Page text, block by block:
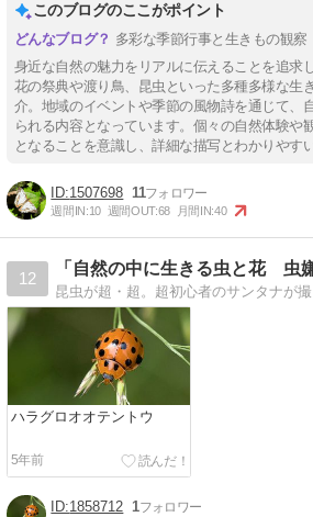
このブログのここがポイント
多彩な季節行事と生きもの観察
身近な自然の魅力をリアルに伝えることを追求
花の祭典や渡り鳥、昆虫といった多種多様な生
介。地域のイベントや季節の風物詩を通じて、
られる内容となっています。個々の自然体験や
となることを意識し、詳細な描写とわかりやす
1507698 11
週間IN:10 週間OUT:68 月間IN:40
12
「自然の中に生きる虫と花 虫
ハラグロオオテントウ
5年前
1858712 1